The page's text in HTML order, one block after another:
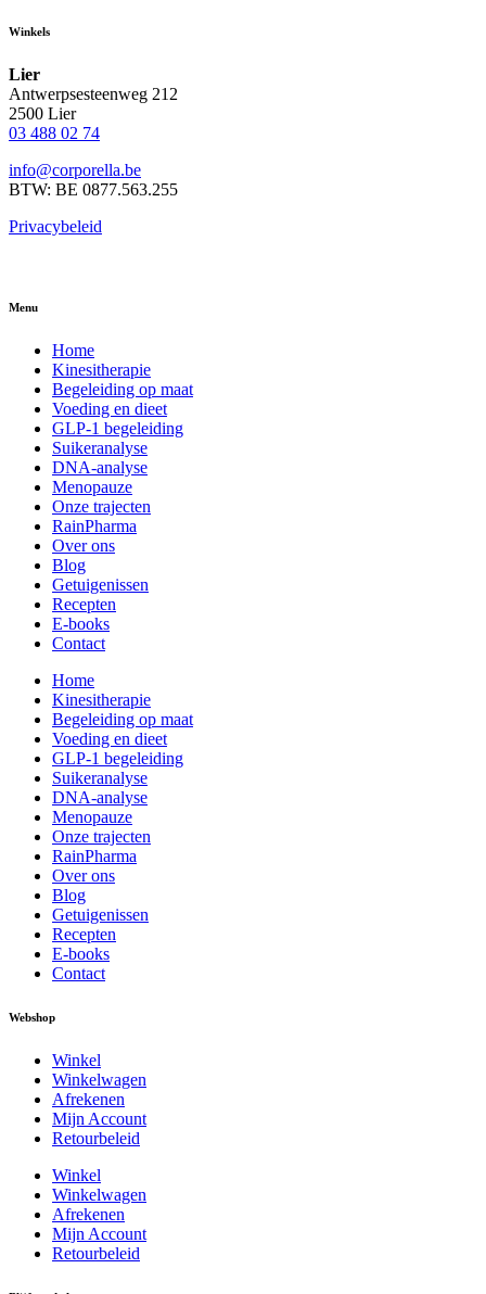
Winkels
Lier
Antwerpsesteenweg 212
2500 Lier
03 488 02 74
info@corporella.be
BTW: BE 0877.563.255
Privacybeleid
Menu
Home
Kinesitherapie
Begeleiding op maat
Voeding en dieet
GLP-1 begeleiding
Suikeranalyse
DNA-analyse
Menopauze
Onze trajecten
RainPharma
Over ons
Blog
Getuigenissen
Recepten
E-books
Contact
Home
Kinesitherapie
Begeleiding op maat
Voeding en dieet
GLP-1 begeleiding
Suikeranalyse
DNA-analyse
Menopauze
Onze trajecten
RainPharma
Over ons
Blog
Getuigenissen
Recepten
E-books
Contact
Webshop
Winkel
Winkelwagen
Afrekenen
Mijn Account
Retourbeleid
Winkel
Winkelwagen
Afrekenen
Mijn Account
Retourbeleid